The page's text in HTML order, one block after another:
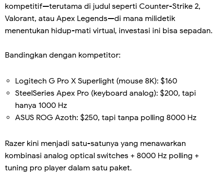
kompetitif—terutama di judul seperti Counter-Strike 2,
Valorant, atau Apex Legends—di mana milidetik
menentukan hidup-mati virtual, investasi ini bisa sepadan.
Bandingkan dengan kompetitor:
Logitech G Pro X Superlight (mouse 8K): $160
SteelSeries Apex Pro (keyboard analog): $200, tapi
hanya 1000 Hz
ASUS ROG Azoth: $250, tapi tanpa polling 8000 Hz
Razer kini menjadi satu-satunya yang menawarkan
kombinasi analog optical switches + 8000 Hz polling +
tuning pro player dalam satu paket.